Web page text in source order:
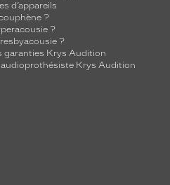
d’appareils
?
?
?
garanties Krys Audition
audioprothésiste Krys Audition